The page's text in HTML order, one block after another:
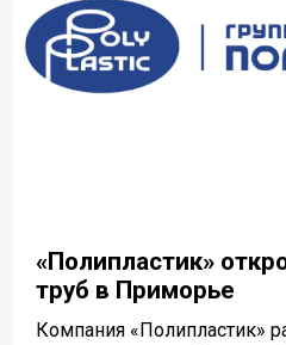
«Полипластик»
труб в Приморье
Компания «Полипластик»